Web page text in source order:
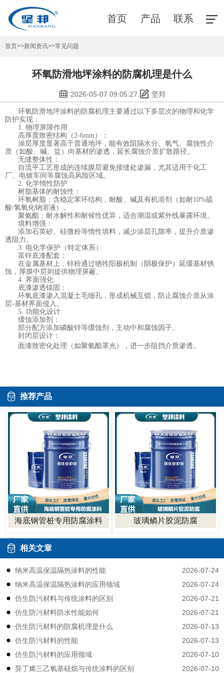
首页 产品 联系
首页>>新闻资讯>>常见问题
环氧防滑地坪涂料的防腐机理是什么
2026-05-07 09:05:27 坚邦
环氧防滑地坪涂料的防腐机理主要通过以下多层次的物理和化学
防护实现：
1. 物理屏障作用
高厚度致密结构（2-6mm）：
涂层厚度显著高于普通地坪，能有效阻隔水分、氧气、腐蚀性介
质（如酸、碱、盐）向基材的渗透，延长腐蚀介质扩散路径。
无缝整体性：
自流平工艺形成的连续膜层避免接缝处渗漏，尤其适用于化工
厂、电镀车间等腐蚀高风险区域。
2. 化学惰性防护
树脂基体的耐蚀性：
环氧树脂：含稳定苯环结构，耐酸、碱及有机溶剂（如耐10%硫
酸/氢氧化钠溶液）。
聚氨酯：耐水解性和耐候性优异，适合潮湿或紫外线暴露环境。
填料增强：
添加石英砂、硅微粉等惰性填料，减少涂层孔隙率，提升介质渗
透阻力。
3. 电化学保护（特定体系）
富锌底漆配套：
在金属基材上，锌粉通过牺牲阳极机制（阴极保护）延缓基材锈
蚀，厚膜中层则提供物理屏蔽。
4. 界面强化
底漆渗透锚固：
环氧底漆渗入混凝土毛细孔，形成机械互锁，防止腐蚀介质从涂
层-基材界面侵入。
5. 功能化设计
缓蚀添加剂：
部分配方添加磷酸锌等缓蚀剂，主动中和腐蚀因子。
封闭层设计：
面漆致密化处理（如聚氨酯罩光），进一步阻挡介质渗透。
推荐产品
海底钢管桩专用防腐涂料 玻璃鳞片胶泥防腐
相关文章
2026-07-24
纳米高温保温隔热涂料的性能
2026-07-24
纳米高温保温隔热涂料的应用领域
2026-07-21
仿生防污材料与传统涂料的区别
2026-07-21
仿生防污材料防水性能如何
2026-07-13
仿生防污材料的防腐机理是什么
2026-07-13
仿生防污材料的性能
2026-07-10
仿生防污材料的应用领域
2026-07-10
异丁烯三乙氧基硅烷与传统涂料的区别